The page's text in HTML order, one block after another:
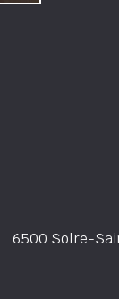
6500 Solre-